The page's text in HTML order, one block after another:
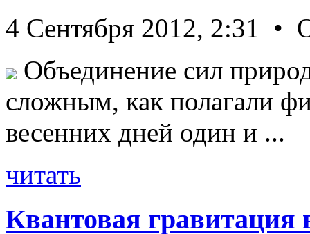
4 Сентября 2012, 2:31 •
Объединение сил
сложным, как полагали
весенних дней один и ...
читать
Квантовая гравитация